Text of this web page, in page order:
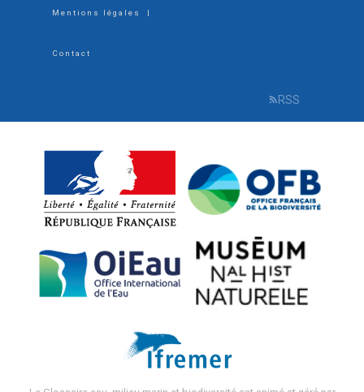
FooterMentions légales |
Contact
RRSS